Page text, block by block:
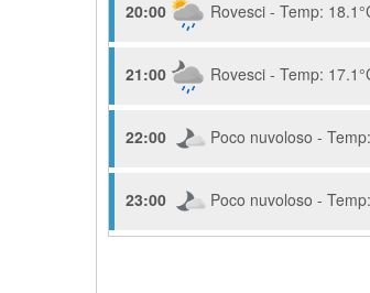
20:00 Rovesci - Temp:
21:00 Rovesci - Temp:
22:00 Poco nuvoloso -
23:00 Poco nuvoloso -